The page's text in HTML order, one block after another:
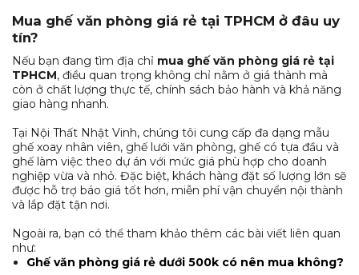
Mua ghế văn phòng giá rẻ tại TPHCM ở đâu uy
tín?
Nếu bạn đang tìm địa chỉ mua ghế văn phòng giá rẻ tại
TPHCM, điều quan trọng không chỉ nằm ở giá thành mà
còn ở chất lượng thực tế, chính sách bảo hành và khả năng
giao hàng nhanh.
Tại Nội Thất Nhật Vinh, chúng tôi cung cấp đa dạng mẫu
ghế xoay nhân viên, ghế lưới văn phòng, ghế có tựa đầu và
ghế làm việc theo dự án với mức giá phù hợp cho doanh
nghiệp vừa và nhỏ. Đặc biệt, khách hàng đặt số lượng lớn sẽ
được hỗ trợ báo giá tốt hơn, miễn phí vận chuyển nội thành
và lắp đặt tận nơi.
Ngoài ra, bạn có thể tham khảo thêm các bài viết liên quan
như:
Ghế văn phòng giá rẻ dưới 500k có nên mua không?